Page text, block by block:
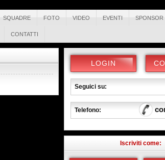
SQUADRE FOTO VIDEO EVENTI SPONSOR
CONTATTI
LOGIN
Seguici su:
Telefono:
Iscriviti come: